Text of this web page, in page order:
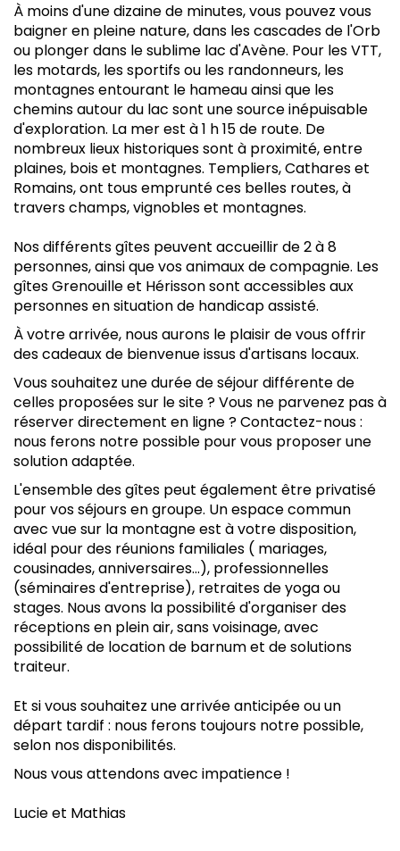
À moins d'une dizaine de minutes, vous pouvez vous
baigner en pleine nature, dans les cascades de l'Orb
ou plonger dans le sublime lac d'Avène. Pour les VTT,
les motards, les sportifs ou les randonneurs, les
montagnes entourant le hameau ainsi que les
chemins autour du lac sont une source inépuisable
d'exploration. La mer est à 1 h 15 de route. De
nombreux lieux historiques sont à proximité, entre
plaines, bois et montagnes. Templiers, Cathares et
Romains, ont tous emprunté ces belles routes, à
travers champs, vignobles et montagnes.
Nos différents gîtes peuvent accueillir de 2 à 8
personnes, ainsi que vos animaux de compagnie. Les
gîtes Grenouille et Hérisson sont accessibles aux
personnes en situation de handicap assisté.
À votre arrivée, nous aurons le plaisir de vous offrir
des cadeaux de bienvenue issus d'artisans locaux.
Vous souhaitez une durée de séjour différente de
celles proposées sur le site ? Vous ne parvenez pas à
réserver directement en ligne ? Contactez-nous :
nous ferons notre possible pour vous proposer une
solution adaptée.
L'ensemble des gîtes peut également être privatisé
pour vos séjours en groupe. Un espace commun
avec vue sur la montagne est à votre disposition,
idéal pour des réunions familiales ( mariages,
cousinades, anniversaires…), professionnelles
(séminaires d'entreprise), retraites de yoga ou
stages. Nous avons la possibilité d'organiser des
réceptions en plein air, sans voisinage, avec
possibilité de location de barnum et de solutions
traiteur.
Et si vous souhaitez une arrivée anticipée ou un
départ tardif : nous ferons toujours notre possible,
selon nos disponibilités.
Nous vous attendons avec impatience !
Lucie et Mathias